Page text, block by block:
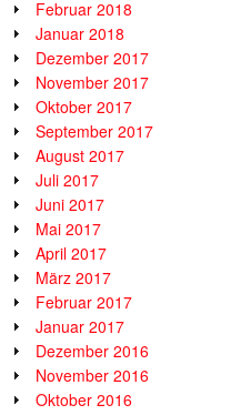
Februar 2018
Januar 2018
Dezember 2017
November 2017
Oktober 2017
September 2017
August 2017
Juli 2017
Juni 2017
Mai 2017
April 2017
März 2017
Februar 2017
Januar 2017
Dezember 2016
November 2016
Oktober 2016